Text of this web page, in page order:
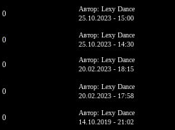
0
Автор: Lexy Dance
25.10.2023 - 15:00
0
Автор: Lexy Dance
25.10.2023 - 14:30
0
Автор: Lexy Dance
20.02.2023 - 18:15
0
Автор: Lexy Dance
20.02.2023 - 17:58
0
Автор: Lexy Dance
14.10.2019 - 21:02